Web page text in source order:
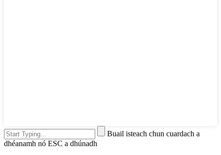
Buail isteach chun cuardach a
dhéanamh nó ESC a dhúnadh